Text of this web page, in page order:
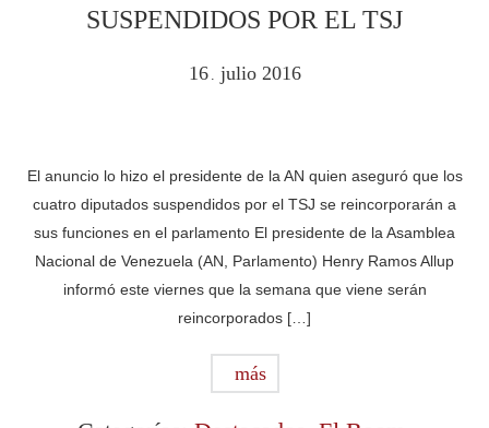
SUSPENDIDOS POR EL TSJ
16 . julio 2016
El anuncio lo hizo el presidente de la AN quien aseguró que los
cuatro diputados suspendidos por el TSJ se reincorporarán a
sus funciones en el parlamento El presidente de la Asamblea
Nacional de Venezuela (AN, Parlamento) Henry Ramos Allup
informó este viernes que la semana que viene serán
reincorporados […]
más